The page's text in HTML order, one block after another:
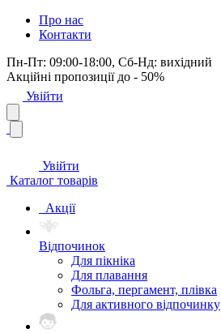
Про нас
Контакти
Пн-Пт: 09:00-18:00, Сб-Нд: вихідний
Акційні пропозиції до - 50%
Увійти
Увійти
Каталог товарів
Акції
Відпочинок
Для пікніка
Для плавання
Фольга, пергамент, плівка
Для активного відпочинку